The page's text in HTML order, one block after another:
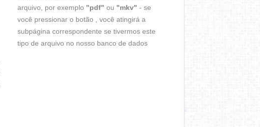
arquivo, por exemplo "pdf" ou "mkv" - se
você pressionar o botão , você atingirá a
subpágina correspondente se tivermos este
tipo de arquivo no nosso banco de dados